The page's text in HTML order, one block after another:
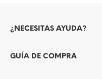
¿NECESITAS AYUDA?
GUÍA DE COMPRA